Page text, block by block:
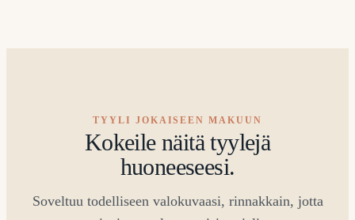
TYYLI JOKAISEEN MAKUUN
Kokeile näitä tyylejä
huoneeseesi.
Soveltuu todelliseen valokuvaasi, rinnakkain, jotta